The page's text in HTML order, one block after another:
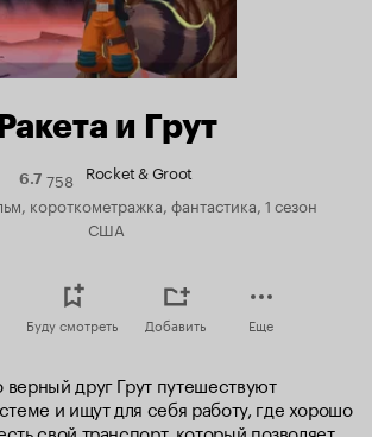
и Грут
6.7Рейтинг
6.7
758 Rocket & Groot
короткометражка, фантастика, 1 сезон
США
Буду смотреть Добавить Еще
верный друг Грут путешествуют
и ищут для себя работу, где хорошо
свой транспорт, который позволяет